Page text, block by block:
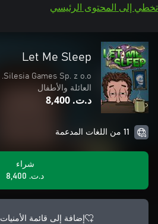
تخطي إلى المحتوى الرئيسي
Let Me Sleep
Silesia Games Sp. z o.o.
العائلة والأطفال
د.ت.‏ 8,400
11 من اللغات المدعمة
شراء
د.ت.‏ 8,400
إضافة إلى قائمة الأمنيات